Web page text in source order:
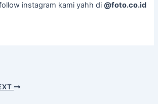
instagram kami yahh di @foto.co.id